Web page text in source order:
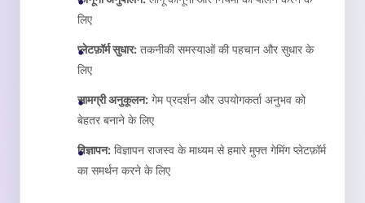
लिए
प्लेटफ़ॉर्म सुधार: तकनीकी समस्याओं की पहचान और सुधार के
लिए
सामग्री अनुकूलन: गेम प्रदर्शन और उपयोगकर्ता अनुभव को
बेहतर बनाने के लिए
विज्ञापन: विज्ञापन राजस्व के माध्यम से हमारे मुफ्त गेमिंग प्लेटफ़ॉर्म
का समर्थन करने के लिए